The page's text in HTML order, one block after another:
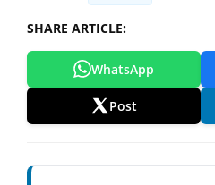
SHARE ARTICLE:
WhatsApp
Post